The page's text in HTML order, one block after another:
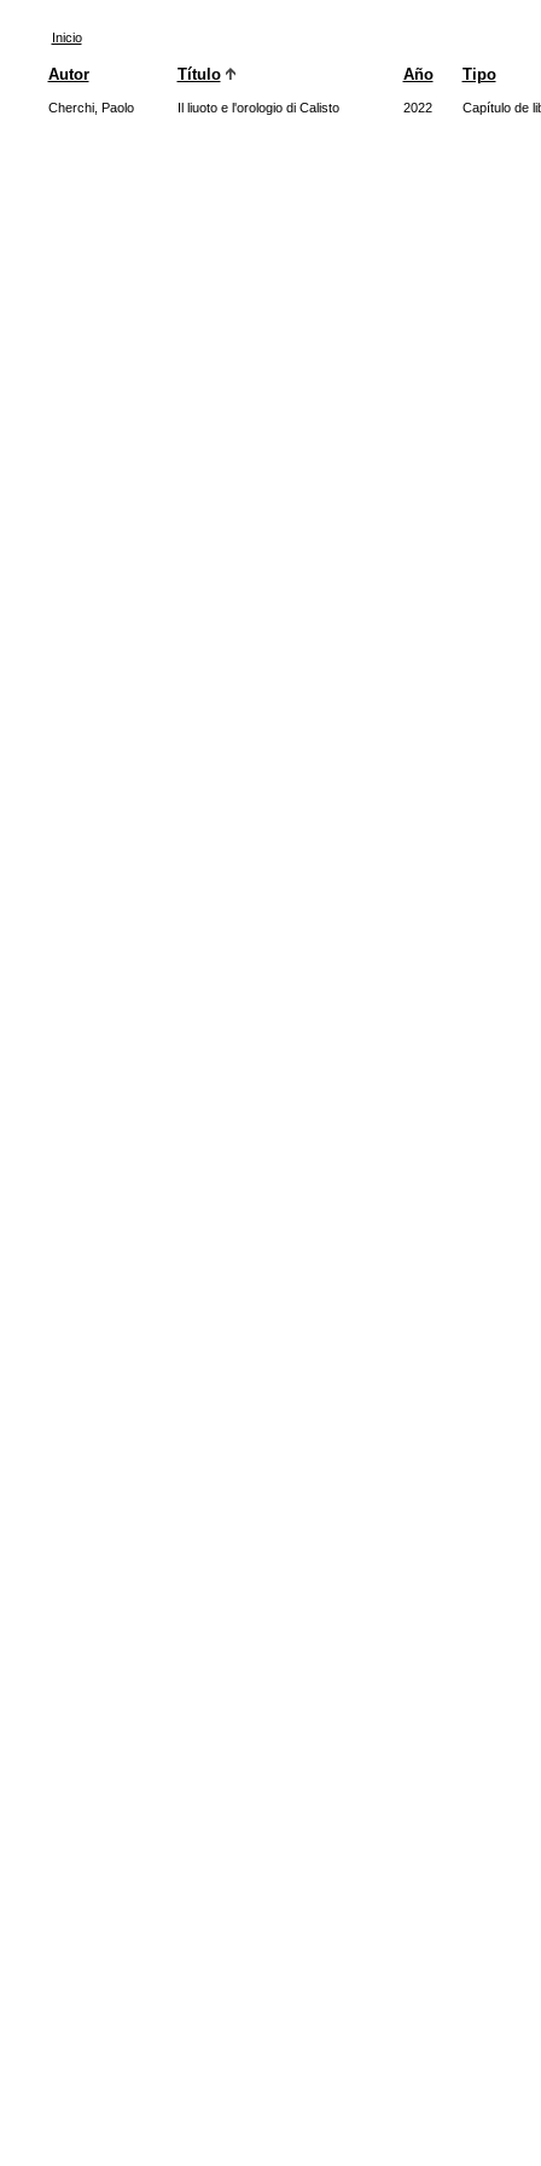
Inicio
Autor Título Año Tipo
Cherchi, Paolo Il liuoto e l'orologio di Calisto 2022 Capítulo de